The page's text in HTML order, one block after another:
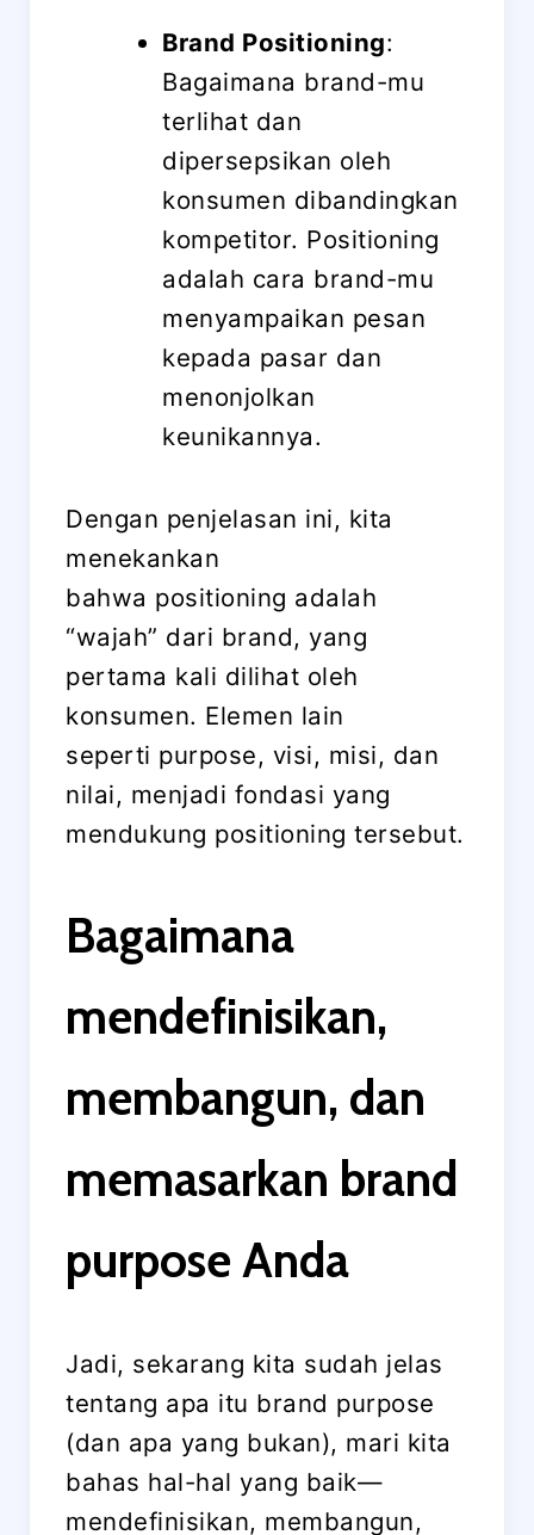
Brand Positioning:
Bagaimana brand-mu
terlihat dan
dipersepsikan oleh
konsumen dibandingkan
kompetitor. Positioning
adalah cara brand-mu
menyampaikan pesan
kepada pasar dan
menonjolkan
keunikannya.
Dengan penjelasan ini, kita
menekankan
bahwa positioning adalah
“wajah” dari brand, yang
pertama kali dilihat oleh
konsumen. Elemen lain
seperti purpose, visi, misi, dan
nilai, menjadi fondasi yang
mendukung positioning tersebut.
Bagaimana
mendefinisikan,
membangun, dan
memasarkan brand
purpose Anda
Jadi, sekarang kita sudah jelas
tentang apa itu brand purpose
(dan apa yang bukan), mari kita
bahas hal-hal yang baik—
mendefinisikan, membangun,